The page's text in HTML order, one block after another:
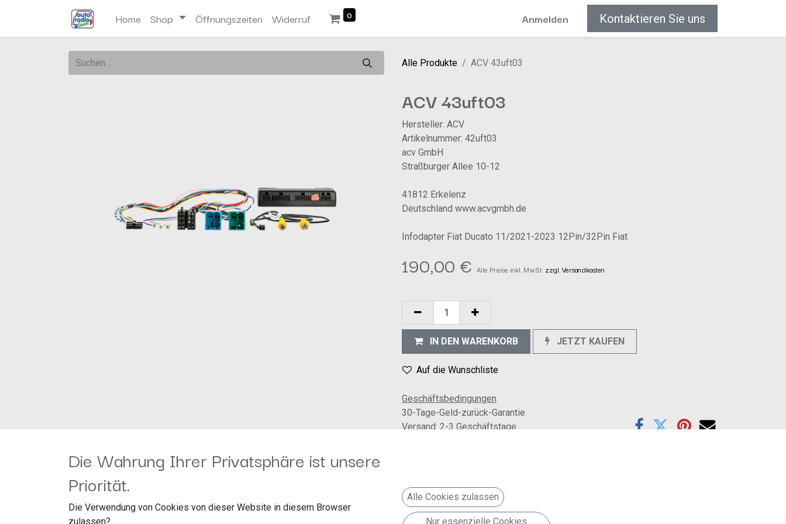
Home Shop Öffnungszeiten Widerruf 0 Anmelden Kontaktieren Sie uns
Alle Produkte ACV 43uft03
ACV 43uft03
Hersteller: ACV
Artikelnummer: 42uft03
acv GmbH
Straßburger Allee 10-12
41812 Erkelenz
Deutschland www.acvgmbh.de
Infodapter Fiat Ducato 11/2021-2023 12Pin/32Pin Fiat
190,00 € Alle Preise inkl. MwSt. zzgl. Versandkosten
IN DEN WARENKORB JETZT KAUFEN
Auf die Wunschliste
Geschäftsbedingungen
30-Tage-Geld-zurück-Garantie
Versand: 2-3 Geschäftstage
Durch den Infodapter wird beim Austausch des original Radios die optische Darstellung der Fahrzeugfunktionen, wie z.B. Parksensoren, Klimatisierung, Sitzheizung
beibehalten.
Die Lenkradfernbedienungsfunktion des Fahrzeugs wird ebenfalls unterstützt und ist zur Konfiguration des Adapters zwingend notwendig.
Die Wahrung Ihrer Privatsphäre ist unsere
Priorität.
Die Verwendung von Cookies von dieser Website in diesem Browser
zulassen?
Alle Cookies zulassen
Nur essenzielle Cookies